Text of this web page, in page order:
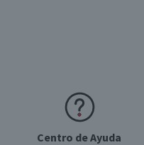
Centro de Ayuda